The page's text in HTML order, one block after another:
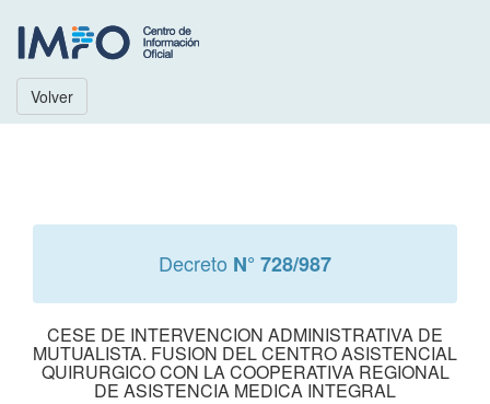
Volver
Decreto N° 728/987
CESE DE INTERVENCION ADMINISTRATIVA DE
MUTUALISTA. FUSION DEL CENTRO ASISTENCIAL
QUIRURGICO CON LA COOPERATIVA REGIONAL
DE ASISTENCIA MEDICA INTEGRAL